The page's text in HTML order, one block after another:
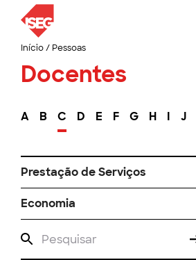
Início/ Pessoas
Docentes
A B C D E F G H I J
Prestação de Serviços
Economia